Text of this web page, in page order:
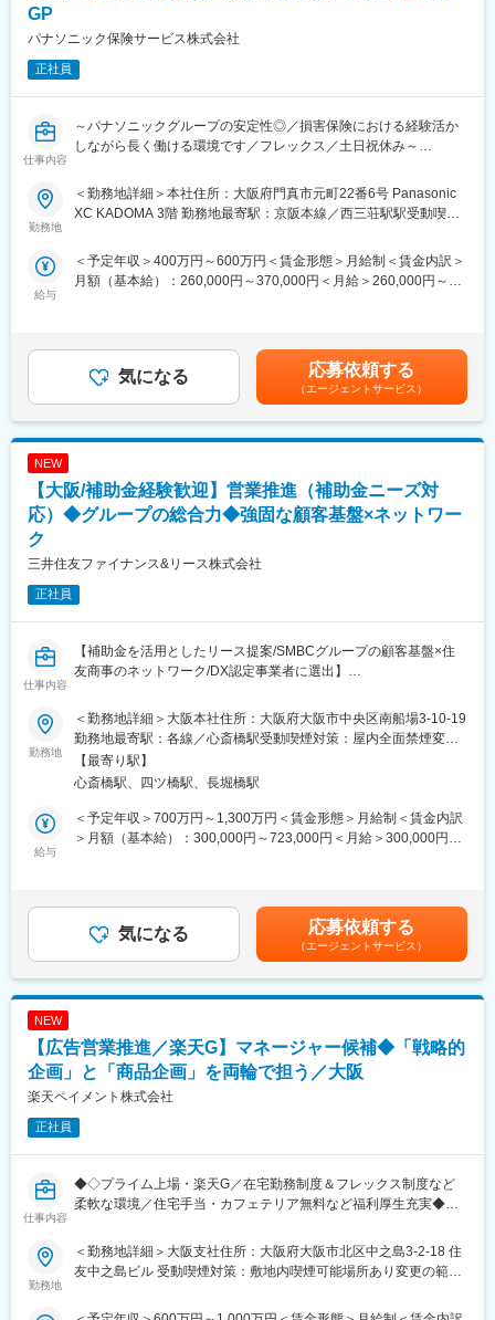
（3）代理店への各種サポート
※業務の都合によっては会社外の職務に従事するため出向又は転属
を命じることがあります。
残業時間は20時間～30時間程度で、年間休日126日、フレックス
制度や直行直帰、リモートワークも可能となっており、働きやす
部門）」にも認定されております。
ひとりひとりと長くお付き合いするため、お客様のニーズにあっ
た商品を提案することを大切にしています。また、保険代理店の
■取扱い保険会社：
・損害保険5社
（東京海上日動火災保険、明治安田損害保険、あいおいニッセイ
同和損害保険、損害保険ジャパン、三井住友海上火災保険）
・生命保険3社
生命保険）
変更の範囲：会社の定める業務
GP
パナソニック保険サービス株式会社
正社員
仕事内容
～パナソニックグループの安定性◎／損害保険における経験活か
しながら長く働ける環境です／フレックス／土日祝休み～
■業務内容：
パナソニックグループの損害保険・生命保険の総合代理店である
ンに担っていただきます。その他、傷害保険・火災保険・地震保
険・医療保険等も取り扱っていただきます。また、現在進めてい
■業務詳細：
・自動車保険・火災保険等の契約更新・契約内容変更・問合せに
関する業務
・各種損害保険の新規対応業務（問い合わせ・提案・見積依頼か
ら契約手続きまで）
約実務
・デジタル手続き推進、RPA、SMS活用等による効率化推進
・職域部門における業務集約組織として、お客さま対応品質を保
持しながら「集約」と「効率化」を推進すること
・既契約者の契約保全と電話やインターネット等、非対面での商
品提案による新規契約獲得を通じて、職域部門の「収益」に貢献
すること
ます。
・職場の雰囲気は、年齢や役職に関係なくフラットにコミュニケ
ーションがとれる環境にあります。
・顧客対応がメインの仕事となりますが、在宅勤務や、子育てや
境です。
・お客様視点でチームワークを大切にしながら、目標に向けて一
・初期配属の部署の仕事にとどまらず、職域部門として、様々な
職務を経験いただいて、総合的なスキルを身につけられるキャリ
アパスを用意しています。
・具体的には、営業、企画（事業企画、プロモーション）、
CS（事故対応）等、個人の適性やキャリアを考えたローテ―ジョ
・また昇格、昇進の基準／指標も明確にあり、優秀な方を早期に
登用する風土があります。
変更の範囲：会社の定める業務
勤務地
＜勤務地詳細＞本社住所：大阪府門真市元町22番6号 Panasonic
XC KADOMA 3階 勤務地最寄駅：京阪本線／西三荘駅駅受動喫煙
囲：会社の定める事業所
給与
＜予定年収＞400万円～600万円＜賃金形態＞月給制＜賃金内訳＞
月額（基本給）：260,000円～370,000円＜月給＞260,000円～
なります。勤務地限定する場合（エリア社員制度希望）は、若干
異なります。賃金はあくまでも目安の金額であり、選考を通じて
上下する可能性があります。月給(月額)は固定手当を含めた表記で
す。
気になる 応募依頼する
（エージェントサービス）
NEW
【大阪/補助金経験歓迎】営業推進（補助金ニーズ対
応）◆グループの総合力◆強固な顧客基盤×ネットワー
ク
三井住友ファイナンス&リース株式会社
正社員
仕事内容
【補助金を活用としたリース提案/SMBCグループの顧客基盤×住
友商事のネットワーク/DX認定事業者に選出】
「中堅/中小企業の賃上げに向けた省力化等の大規模成長投資補助
金（中堅/中小成長投資補助金）」や「事業再構築補助金」等の環
境/省エネ系以外の補助金を活用した、法人リース営業サポート業
務に従事いただきます。
■業務内容：
・経営者等に対する補助金ニーズのヒアリングとリース提案（原
※月３回程度の全国出張が発生する可能性がありますが、効率性の
観点から遠隔地は極力リモートにて対応することを想定していま
うことができ、お客様の成長に寄与することができます
・現在、補助金を活用したリースによるお客様の設備投資サポー
ト事業の強化を図っており、当社注力ビジネスの1つとなっており
計等知識のみではなく、当社グループの様々な機能/プロダクトを
身に着けることで、補助金以外にもお客様に対する提案の幅を広
■当社について：
勤務地
＜勤務地詳細＞大阪本社住所：大阪府大阪市中央区南船場3-10-19
勤務地最寄駅：各線／心斎橋駅受動喫煙対策：屋内全面禁煙変更
の範囲：国内外の当社各部室店及びグループ会社またはその他当
社が指定した法人、 団体等
【最寄り駅】
心斎橋駅、四ツ橋駅、長堀橋駅
給与
＜予定年収＞700万円～1,300万円＜賃金形態＞月給制＜賃金内訳
＞月額（基本給）：300,000円～723,000円＜月給＞300,000円～
回の給与改訂を実施※賞与：年2回賃金はあくまでも目安の金額で
あり、選考を通じて上下する可能性があります。月給(月額)は固定
手当を含めた表記です。
気になる 応募依頼する
（エージェントサービス）
NEW
【広告営業推進／楽天G】マネージャー候補◆「戦略的
企画」と「商品企画」を両輪で担う／大阪
楽天ペイメント株式会社
正社員
仕事内容
◆◇プライム上場・楽天G／在宅勤務制度＆フレックス制度など
柔軟な環境／住宅手当・カフェテリア無料など福利厚生充実◆◇
■募集背景（概要）：
・楽天ペイメント社はキャッシュレス決済市場において常に新し
勤務地
＜勤務地詳細＞大阪支社住所：大阪府大阪市北区中之島3-2-18 住
友中之島ビル 受動喫煙対策：敷地内喫煙可能場所あり変更の範